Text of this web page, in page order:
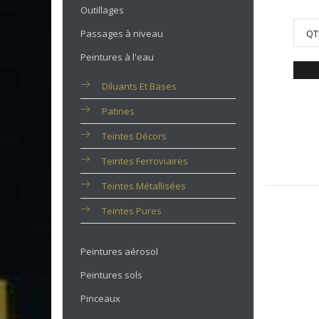
Outillages
Passages à niveau
Peintures à l'eau
Diluants Et Bases
Patines
Teintes Décors
Teintes Ferroviaires
Teintes Métallisées
Teintes Pures
Peintures aérosol
Peintures sols
Pinceaux